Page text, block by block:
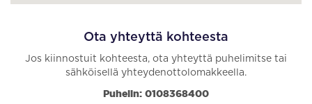
Ota yhteyttä kohteesta
Jos kiinnostuit kohteesta, ota yhteyttä puhelimitse tai
sähköisellä yhteydenottolomakkeella.
Puhelin: 0108368400